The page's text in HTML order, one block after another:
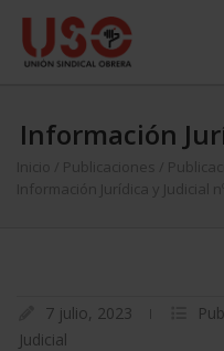
Información
Inicio Publicaciones
Información Jurídica y Judicial nº
7 julio, 2023
Judicial